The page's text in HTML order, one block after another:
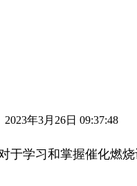
2023年3月26日 09:37:48
学习和掌握催化燃